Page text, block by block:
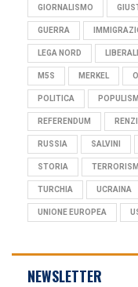
GIORNALISMO
GUERRA
LEGA NORD
M5S MERKEL
POLITICA
REFERENDUM RENZI
RUSSIA SALVINI
STORIA
TURCHIA UCRAINA
UNIONE EUROPEA
NEWSLETTER